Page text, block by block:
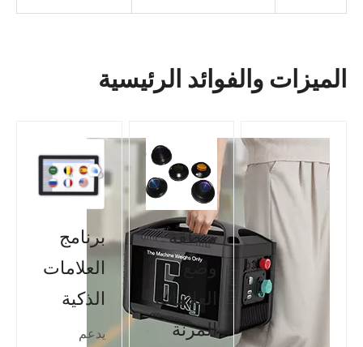
الميزات والفوائد الرئيسية
منطقة
وضع
العلامات
المرنة
برنامج
العلامات
الذكية
يدعم